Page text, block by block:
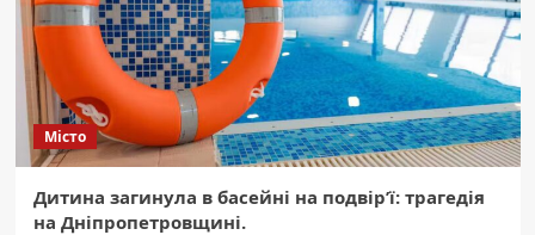
Місто
Дитина загинула в басейні на подвір’ї: трагедія
на Дніпропетровщині.